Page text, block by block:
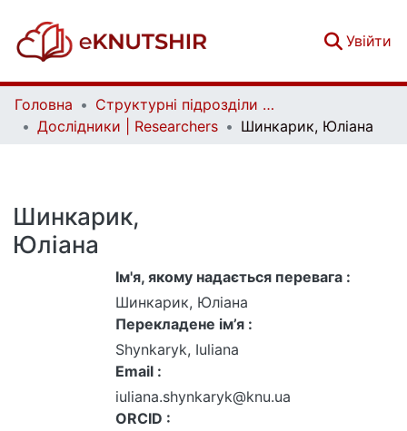
Увійти
Головна
Структурні підрозділи Київського національного університету імені Тараса Шевченка та Організації | Faculties, Institutes and Departments of Taras Shevchenko National University of Kyiv and Organizations
Дослідники | Researchers
Шинкарик, Юліана
Шинкарик,
Юліана
Ім'я, якому надається перевага :
Шинкарик, Юліана
Перекладене ім’я :
Shynkaryk, Iuliana
Email :
iuliana.shynkaryk@knu.ua
ORCID :